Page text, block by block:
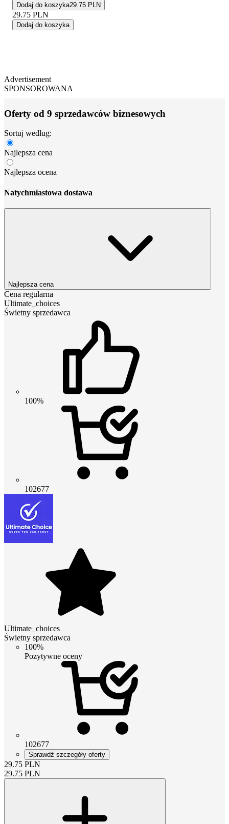
Dodaj do koszyka29.75 PLN
29.75 PLN
Dodaj do koszyka
Advertisement
SPONSOROWANA
Oferty od 9 sprzedawców biznesowych
Sortuj według:
Najlepsza cena
Najlepsza ocena
Natychmiastowa dostawa
Najlepsza cena
Cena regularna
Ultimate_choices
Świetny sprzedawca
100%
102677
Ultimate_choices
Świetny sprzedawca
100%
Pozytywne oceny
102677
Sprawdź szczegóły oferty
29.75 PLN
29.75 PLN